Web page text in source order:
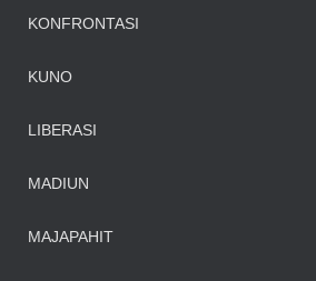
KONFRONTASI
KUNO
LIBERASI
MADIUN
MAJAPAHIT